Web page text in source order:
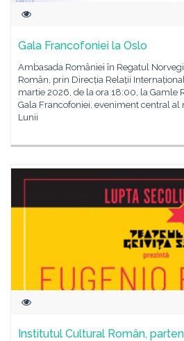
Gala Francofoniei la Oslo
Ambasada României în Regatul
Român, prin Direcția Relații
martie 2026, de la ora 18:00, la Gamle
Gala Francofoniei, eveniment central
Lunii
Institutul Cultural Român,